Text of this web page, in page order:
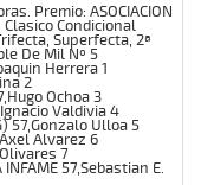
Premio: ASOCIACION
Clasico Condicional
Superfecta, 2ª
De Mil Nº 5
Herrera 1
2
Ochoa 3
Valdivia 4
57,Gonzalo Ulloa 5
Alvarez 6
7
57,Sebastian E.